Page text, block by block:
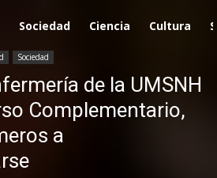
Sociedad Ciencia Cultura
Sociedad
de la UMSNH
Complementario,
a